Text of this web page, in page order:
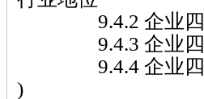
9.4.2 企业四公
9.4.3 企业四
9.4.4 企业四
)